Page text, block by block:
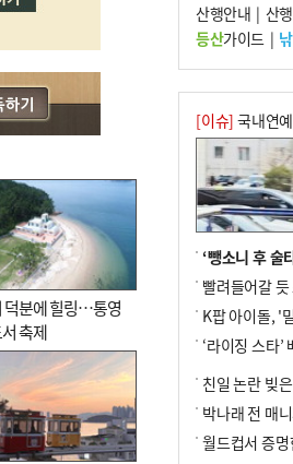
덕분에 힐링…통영
축제
9
교육혁신선
색에 교육청
10 부산 청소년
구석구석 누
산행안내 | 산
등산가이드|
[이슈] 국내연예
‘뺑소니 후 술
박나래 전 매